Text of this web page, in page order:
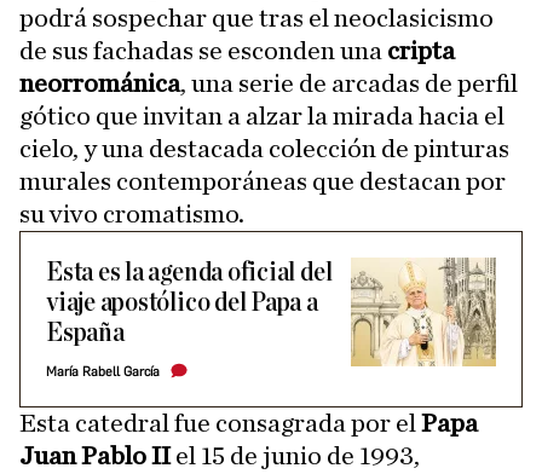
podrá sospechar que tras el neoclasicismo
de sus fachadas se esconden una cripta
neorrománica, una serie de arcadas de perfil
gótico que invitan a alzar la mirada hacia el
cielo, y una destacada colección de pinturas
murales contemporáneas que destacan por
su vivo cromatismo.
Esta es la agenda oficial del
viaje apostólico del Papa a
España
María Rabell García
Esta catedral fue consagrada por el Papa
Juan Pablo IIel 15 de junio de 1993,